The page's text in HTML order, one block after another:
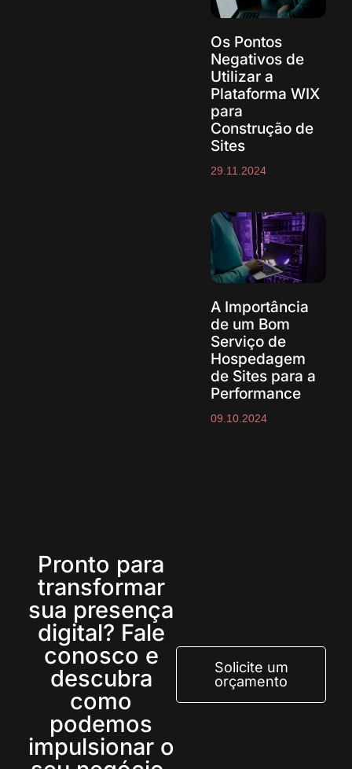
Os Pontos
Negativos de
Utilizar a
Plataforma WIX
para
Construção de
Sites
29.11.2024
A Importância
de um Bom
Serviço de
Hospedagem
de Sites para a
Performance
09.10.2024
Pronto para
transformar
sua presença
digital? Fale
conosco e
descubra
como
podemos
impulsionar o
Solicite um
orçamento